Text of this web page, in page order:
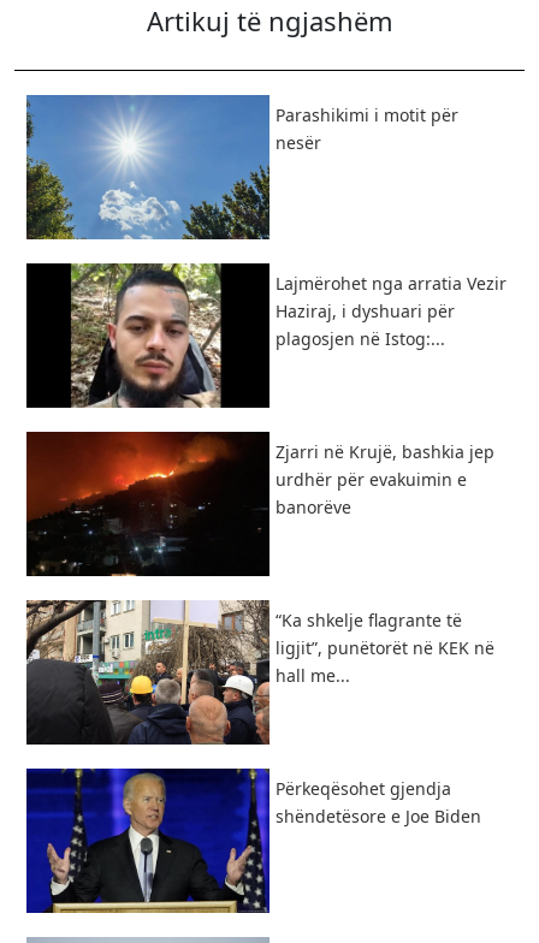
Artikuj të ngjashëm
Parashikimi i motit për
nesër
Lajmërohet nga arratia Vezir
Haziraj, i dyshuari për
plagosjen në Istog:...
Zjarri në Krujë, bashkia jep
urdhër për evakuimin e
banorëve
“Ka shkelje flagrante të
ligjit”, punëtorët në KEK në
hall me...
Përkeqësohet gjendja
shëndetësore e Joe Biden